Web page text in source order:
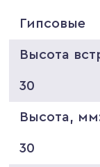
Гипсовые
Высота
30
Высота,
30